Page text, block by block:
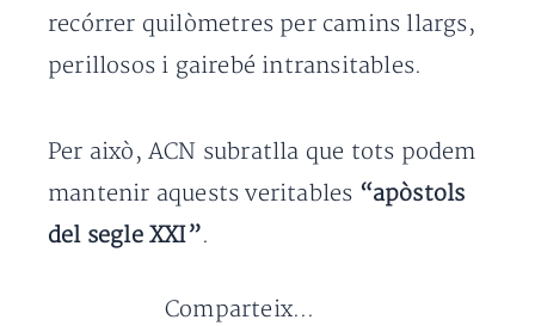
recórrer quilòmetres per camins llargs,
perillosos i gairebé intransitables.
Per això, ACN subratlla que tots podem
mantenir aquests veritables “apòstols
del segle XXI”.
Comparteix...